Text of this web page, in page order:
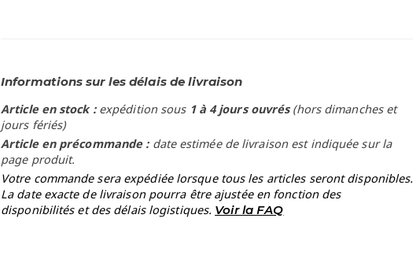
Informations sur les délais de livraison
Article en stock : expédition sous 1 à 4 jours ouvrés(hors dimanches et
jours fériés)
Article en précommande : date estimée de livraison est indiquée sur la
page produit.
Votre commande sera expédiée lorsque tous les articles seront disponibles.
La date exacte de livraison pourra être ajustée en fonction des
disponibilités et des délais logistiques. Voir la FAQ